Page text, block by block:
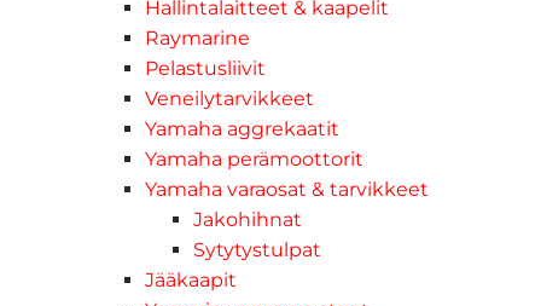
Hallintalaitteet & kaapelit
Raymarine
Pelastusliivit
Veneilytarvikkeet
Yamaha aggrekaatit
Yamaha perämoottorit
Yamaha varaosat & tarvikkeet
Jakohihnat
Sytytystulpat
Jääkaapit